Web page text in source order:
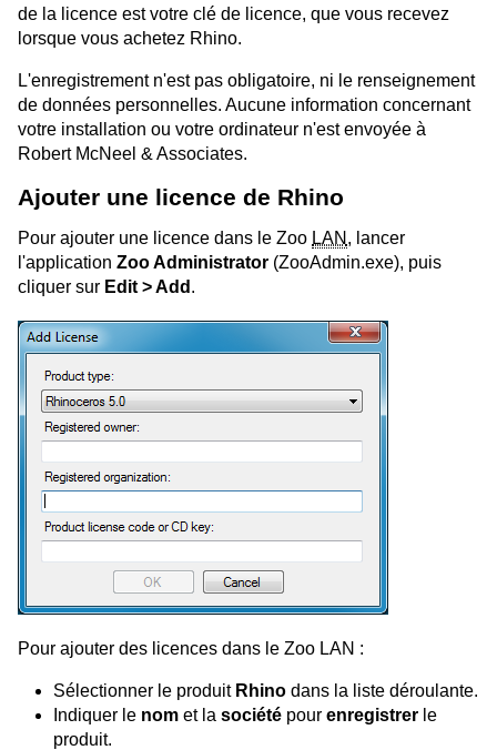
de la licence est votre clé de licence, que vous recevez
lorsque vous achetez Rhino.
L'enregistrement n'est pas obligatoire, ni le renseignement
de données personnelles. Aucune information concernant
votre installation ou votre ordinateur n'est envoyée à
Robert McNeel & Associates.
Ajouter une licence de Rhino
Pour ajouter une licence dans le Zoo LAN , lancer
l'application Zoo Administrator (ZooAdmin.exe), puis
cliquer sur Edit > Add .
Pour ajouter des licences dans le Zoo LAN :
Sélectionner le produit Rhino dans la liste déroulante.
Indiquer le nom et la société pour enregistrer le
produit.